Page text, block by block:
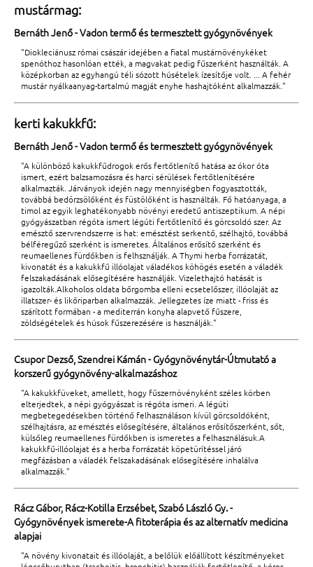
mustármag:
Bernáth Jenő - Vadon termő és termesztett gyógynövények
"Diokleciánusz római császár idejében a fiatal mustárnövénykéket
spenóthoz hasonlóan ették, a magvakat pedig fűszerként használták. A
középkorban az egyhangú téli sózott húsételek ízesítője volt. ... A fehér
mustár nyálkaanyag-tartalmú magját enyhe hashajtóként alkalmazzák."
kerti kakukkfű:
Bernáth Jenő - Vadon termő és termesztett gyógynövények
"A különböző kakukkfűdrogok erős fertőtlenítő hatása az ókor óta
ismert, ezért balzsamozásra és harci sérülések fertőtlenítésére
alkalmazták. Járványok idején nagy mennyiségben fogyasztották,
továbbá bedörzsölőként és füstölőként is használták. Fő hatóanyaga, a
timol az egyik leghatékonyabb növényi eredetű antiszeptikum. A népi
gyógyászatban régóta ismert légúti fertőtlenítő és görcsoldó szer. Az
emésztő szervrendszerre is hat: emésztést serkentő, szélhajtó, továbbá
bélféregűző szerként is ismeretes. Általános erősítő szerként és
reumaellenes fürdőkben is felhsználják. A Thymi herba forrázatát,
kivonatát és a kakukkfű illóolajat váladékos köhögés esetén a váladék
felszakadásának elősegítésére használják. Vizelethajtó hatását is
igazolták.Alkoholos oldata bőrgomba elleni ecsetelőszer, illóolaját az
illatszer- és likőriparban alkalmazzák. Jellegzetes íze miatt - friss és
szárított formában - a mediterrán konyha alapvető fűszere,
zöldségételek és húsok fűszerezésére is használják."
Csupor Dezső, Szendrei Kámán - Gyógynövénytár-Útmutató a
korszerű gyógynövény-alkalmazáshoz
"A kakukkfüveket, amellett, hogy fűszernövényként széles körben
elterjedtek, a népi gyógyászat is régóta ismeri. A légúti
megbetegedésekben történő felhasználáson kívül görcsoldóként,
szélhajtásra, az emésztés elősegítésére, általános erősítőszerként, sőt,
külsőleg reumaellenes fürdőkben is ismeretes a felhasználásuk.A
kakukkfű-illóolajat és a herba forrázatát köpetürítéssel járó
megfázásban a váladék felszakadásának elősegítésére inhalálva
alkalmazzák."
Rácz Gábor, Rácz-Kotilla Erzsébet, Szabó László Gy. -
Gyógynövények ismerete-A fitoterápia és az alternatív medicina
alapjai
"A növény kivonatait és illóolaját, a belőlük előállított készítményeket